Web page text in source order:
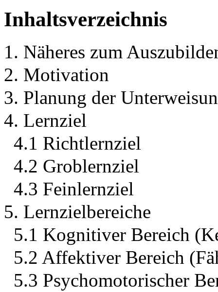
Inhaltsverzeichnis
1. Näheres zum
2. Motivation
3. Planung der
4. Lernziel
4.1 Richtlernziel
4.2 Groblernziel
4.3 Feinlernziel
5. Lernzielbereiche
5.1 Kognitiver Bereich
5.2 Affektiver Bereich
5.3 Psychomotorischer